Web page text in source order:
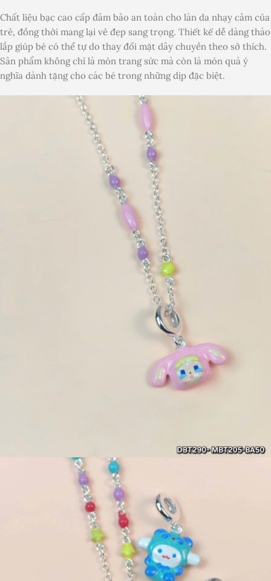
Chất liệu bạc cao cấp đảm bảo an toàn cho làn da nhạy cảm của
trẻ, đồng thời mang lại vẻ đẹp sang trọng. Thiết kế dễ dàng tháo
lắp giúp bé có thể tự do thay đổi mặt dây chuyền theo sở thích.
Sản phẩm không chỉ là món trang sức mà còn là món quà ý
nghĩa dành tặng cho các bé trong những dịp đặc biệt.